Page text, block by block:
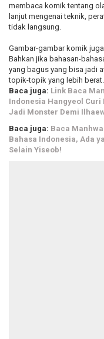
membaca komik tentang
lanjut mengenai teknik,
tidak langsung.
Gambar-gambar komik
Bahkan jika bahasan-
yang bagus yang bisa jadi
topik-topik yang lebih berat.
Baca juga: Link Baca
Indonesia Hangyeol Curi
Jadi Monster Demi
Baca juga: Baca
Bahasa Indonesia, Ada
Selain Yiseob!